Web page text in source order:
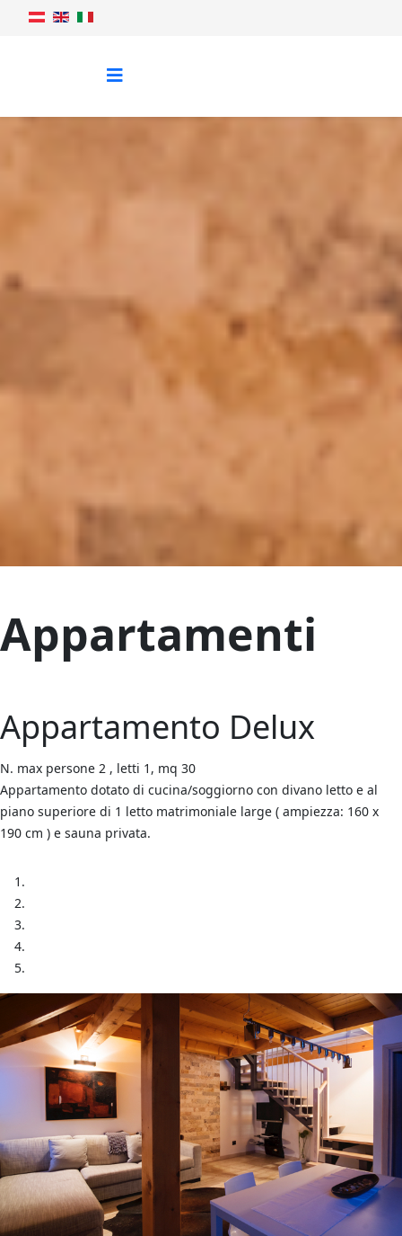
Appartamenti
Appartamento Delux
N. max persone 2 , letti 1, mq 30
Appartamento dotato di cucina/soggiorno con divano letto e al
piano superiore di 1 letto matrimoniale large ( ampiezza: 160 x
190 cm ) e sauna privata.